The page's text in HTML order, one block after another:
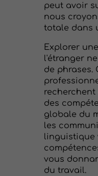
peut avoir
nous
totale dans
Explorer
l'étranger
de phrases.
des
globale du
les
linguistique
vous
du travail.